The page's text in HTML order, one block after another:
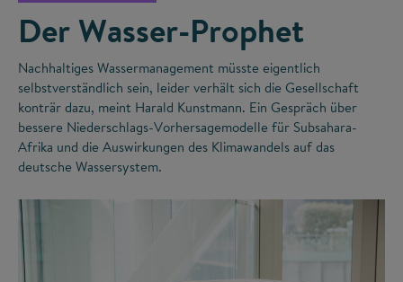
Der Wasser-Prophet
Nachhaltiges Wassermanagement müsste eigentlich
selbstverständlich sein, leider verhält sich die Gesellschaft
konträr dazu, meint Harald Kunstmann. Ein Gespräch über
bessere Niederschlags-Vorhersagemodelle für Subsahara-
Afrika und die Auswirkungen des Klimawandels auf das
deutsche Wassersystem.